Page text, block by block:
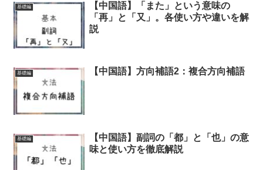
基礎編
【中国語】「また」という意味の
「再」と「又」。各使い方や違いを解
説
基礎編 【中国語】方向補語2：複合方向補語
基礎編
【中国語】副詞の「都」と「也」の意
味と使い方を徹底解説